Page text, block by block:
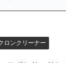
ロンクリーナー